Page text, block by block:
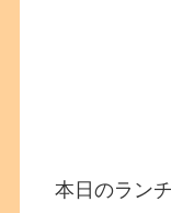
本日のラン